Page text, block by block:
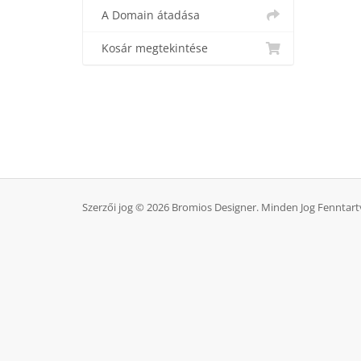
A Domain átadása
Kosár megtekintése
Szerzői jog © 2026 Bromios Designer. Minden Jog